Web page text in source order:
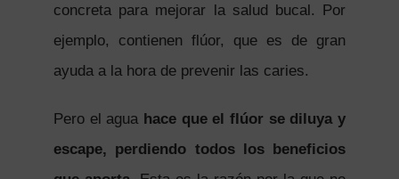
concreta para mejorar la salud bucal. Por
ejemplo, contienen flúor, que es de gran
ayuda a la hora de prevenir las caries.
Pero el agua hace que el flúor se diluya y
escape, perdiendo todos los beneficios